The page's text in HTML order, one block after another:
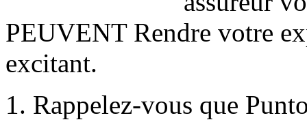
PEUVENT Rendre votre
excitant.
1. Rappelez-vous que